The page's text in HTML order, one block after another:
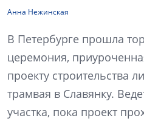
Анна Нежинская
В Петербурге прошла
церемония,
проекту строительства
трамвая в Славянку.
участка, пока проект